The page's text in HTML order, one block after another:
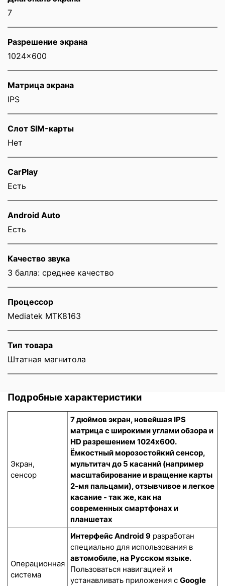
7
Разрешение экрана
1024x600
Матрица экрана
IPS
Слот SIM-карты
Нет
CarPlay
Есть
Android Auto
Есть
Качество звука
3 балла: среднее качество
Процессор
Mediatek MTK8163
Тип товара
Штатная магнитола
Подробные характеристики
Экран,
сенсор
7 дюймов экран, новейшая IPS
матрица с широкими углами обзора и
HD разрешением 1024x600.
Ёмкостный морозостойкий сенсор,
мультитач до 5 касаний (например
масштабирование и вращение карты
2-мя пальцами), отзывчивое и легкое
касание - так же, как на
современных смартфонах и
планшетах
Операционная
система
Интерфейс Android 9 разработан
специально для использования в
автомобиле, на Русском языке.
Пользоваться навигацией и
устанавливать приложения с Google